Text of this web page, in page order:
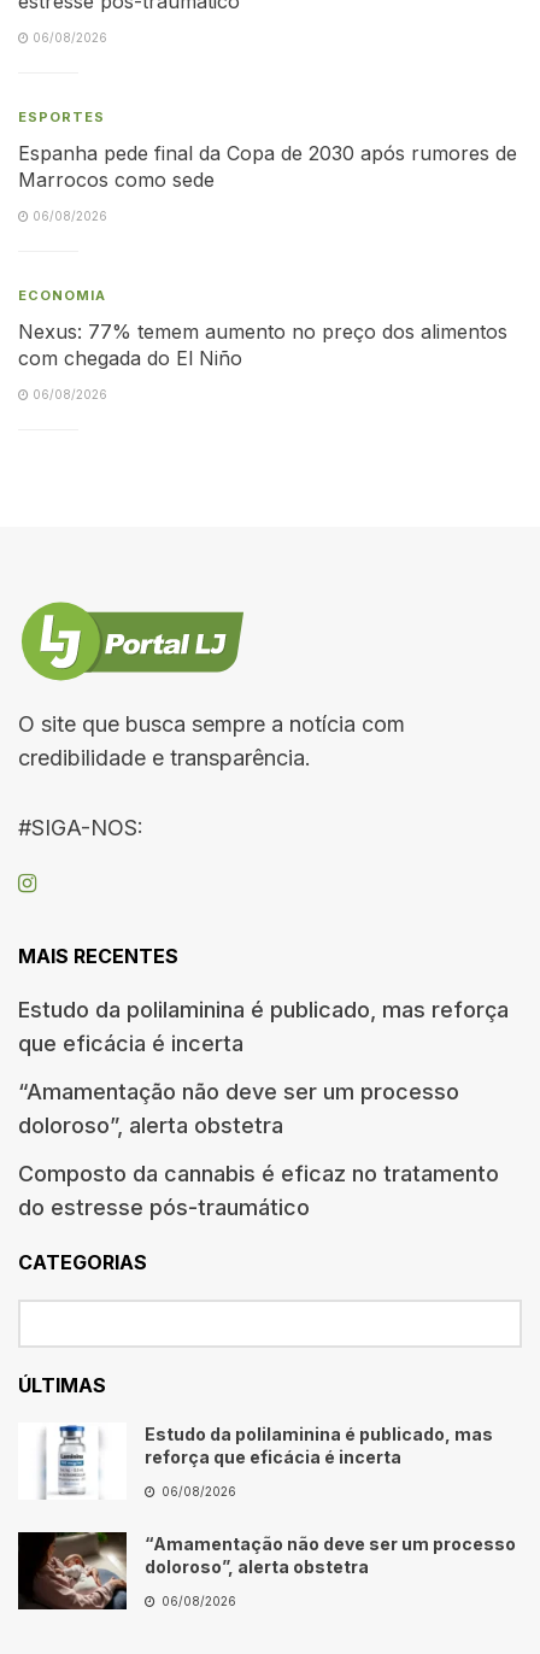
06/08/2026
ESPORTES
Espanha pede final da Copa de 2030 após rumores de
Marrocos como sede
06/08/2026
ECONOMIA
Nexus: 77% temem aumento no preço dos alimentos
com chegada do El Niño
06/08/2026
O site que busca sempre a notícia com
credibilidade e transparência.
#SIGA-NOS:
MAIS RECENTES
Estudo da polilaminina é publicado, mas reforça
que eficácia é incerta
“Amamentação não deve ser um processo
doloroso”, alerta obstetra
Composto da cannabis é eficaz no tratamento
do estresse pós-traumático
CATEGORIAS
ÚLTIMAS
Estudo da polilaminina é publicado, mas
reforça que eficácia é incerta
06/08/2026
“Amamentação não deve ser um processo
doloroso”, alerta obstetra
06/08/2026